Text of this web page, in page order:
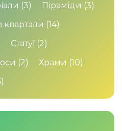
(3) Піраміди (3)
квартали (14)
Статуї (2)
(2) Храми (10)